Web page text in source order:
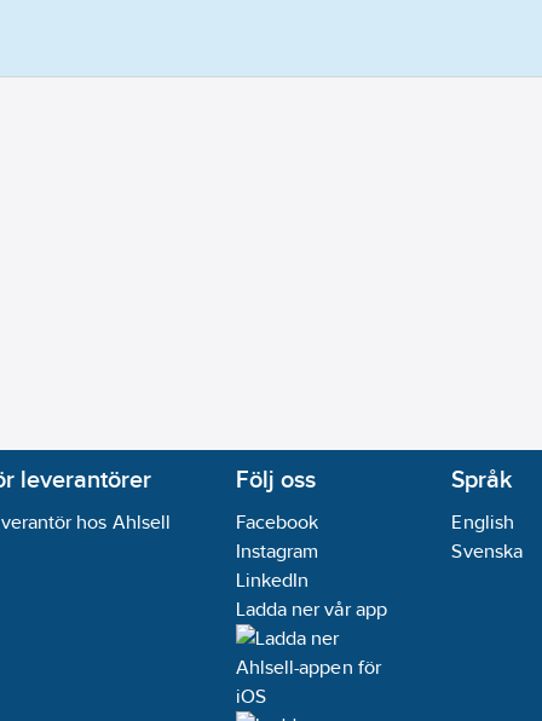
leverantörer
hos Ahlsell
Följ oss
Facebook
Instagram
LinkedIn
Ladda ner vår app
Språk
English
Svenska